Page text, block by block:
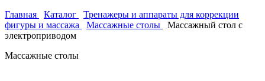
Главная
Каталог
Тренажеры и аппараты для коррекции
фигуры и массажа
Массажные столы
Массажный стол с
электроприводом
Массажные столы